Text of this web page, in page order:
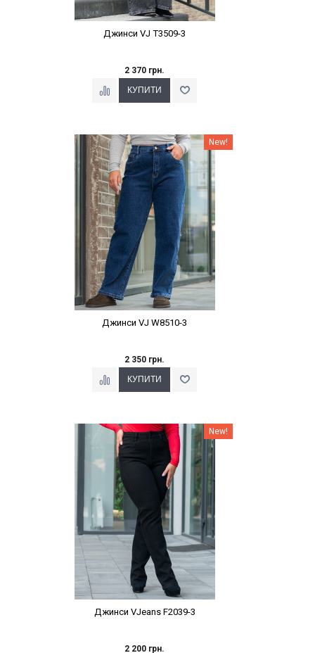
Джинси VJ T3509-3
2 370 грн.
Наклейки Варіант з % New!
Джинси VJ W8510-3
2 350 грн.
Наклейки Варіант з % New!
Джинси VJeans F2039-3
2 200 грн.